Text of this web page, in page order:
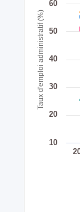
Taux d'emploi administratif (%)
10
20
30
40
50
60